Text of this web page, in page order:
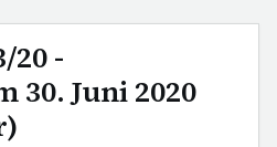
20 -
30. Juni 2020